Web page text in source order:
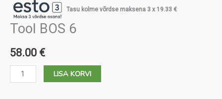
Tasu kolme võrdse maksena 3 x 19.33 €
Tool BOS 6
58.00 €
Tool
BOS
LISA KORVI